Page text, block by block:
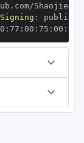
:
: 77 : 00 : 75 : 00 : dd